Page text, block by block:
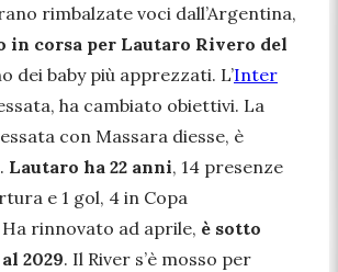
rimbalzate voci dall’Argentina,
in corsa per Lautaro Rivero del
dei baby più apprezzati. L’Inter
ha cambiato obiettivi. La
con Massara diesse, è
Lautaro ha 22 anni, 14 presenze
e 1 gol, 4 in Copa
rinnovato ad aprile, è sotto
2029. Il River s’è mosso per